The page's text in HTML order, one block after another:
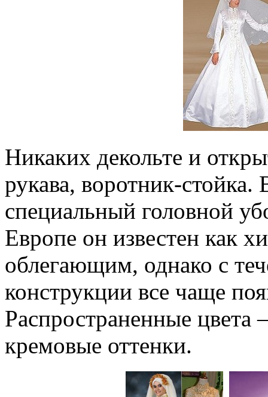
Никаких декольте и
рукава, воротник-
специальный головной
Европе он известен как
облегающим, однако с
конструкции все чаще
Распространенные
кремовые оттенки.